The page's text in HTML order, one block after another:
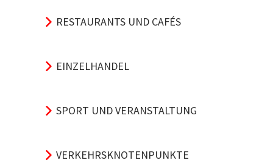
RESTAURANTS UND CAFÉS
EINZELHANDEL
SPORT UND VERANSTALTUNG
VERKEHRSKNOTENPUNKTE